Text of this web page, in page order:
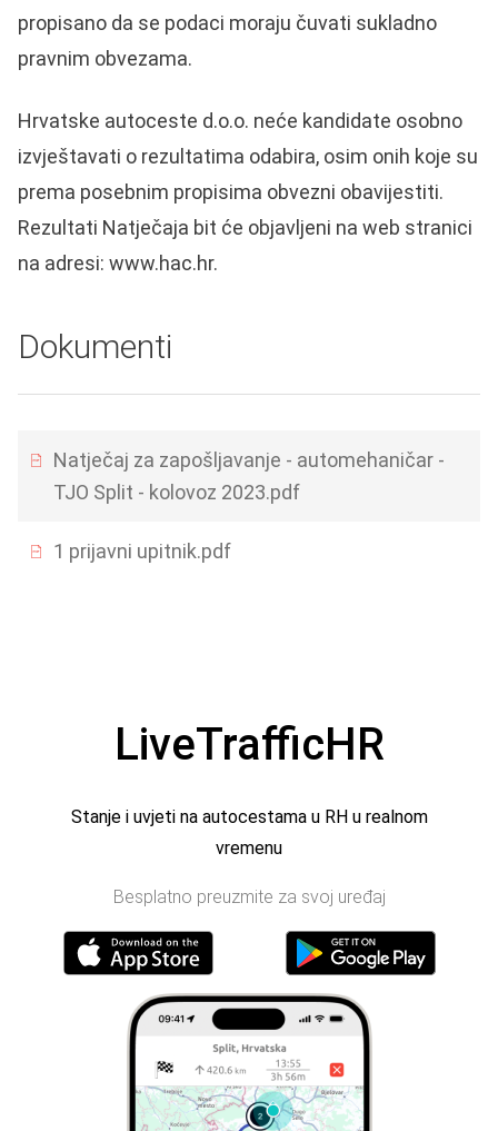
propisano da se podaci moraju čuvati sukladno
pravnim obvezama.
Hrvatske autoceste d.o.o. neće kandidate osobno
izvještavati o rezultatima odabira, osim onih koje su
prema posebnim propisima obvezni obavijestiti.
Rezultati Natječaja bit će objavljeni na web stranici
na adresi: www.hac.hr.
Dokumenti
Natječaj za zapošljavanje - automehaničar -
TJO Split - kolovoz 2023.pdf
1 prijavni upitnik.pdf
LiveTrafficHR
Stanje i uvjeti na autocestama u RH u realnom
vremenu
Besplatno preuzmite za svoj uređaj